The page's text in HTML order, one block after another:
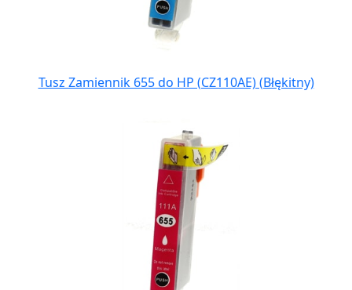
Tusz Zamiennik 655 do HP (CZ110AE) (Błękitny)